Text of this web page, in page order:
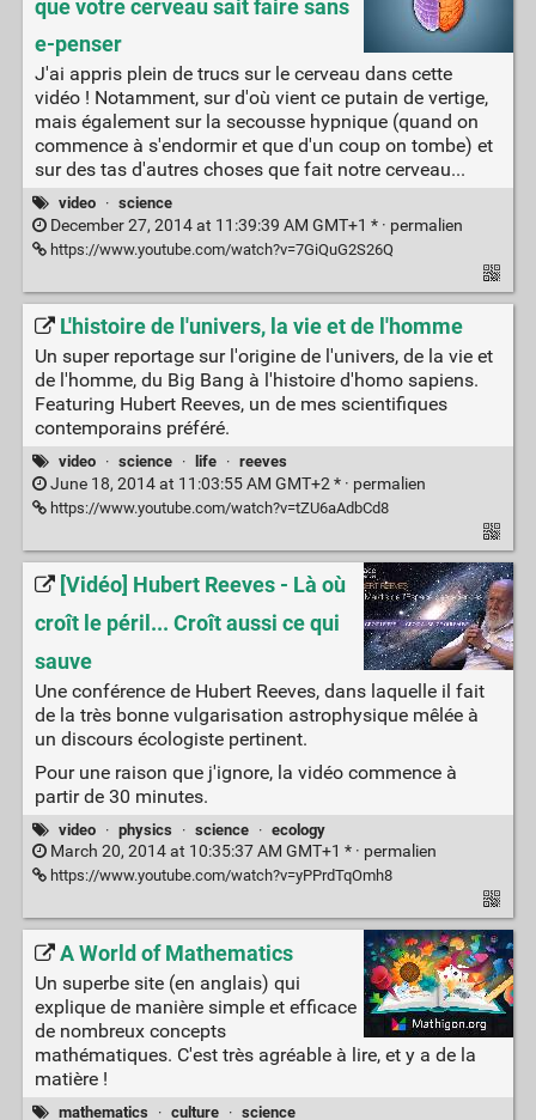
que votre cerveau sait faire sans
e-penser
J'ai appris plein de trucs sur le cerveau dans cette
vidéo ! Notamment, sur d'où vient ce putain de vertige,
mais également sur la secousse hypnique (quand on
commence à s'endormir et que d'un coup on tombe) et
sur des tas d'autres choses que fait notre cerveau...
video · science
December 27, 2014 at 11:39:39 AM GMT+1 * · permalien
https://www.youtube.com/watch?v=7GiQuG2S26Q
L'histoire de l'univers, la vie et de l'homme
Un super reportage sur l'origine de l'univers, de la vie et
de l'homme, du Big Bang à l'histoire d'homo sapiens.
Featuring Hubert Reeves, un de mes scientifiques
contemporains préféré.
video · science · life · reeves
June 18, 2014 at 11:03:55 AM GMT+2 * · permalien
https://www.youtube.com/watch?v=tZU6aAdbCd8
[Vidéo] Hubert Reeves - Là où
croît le péril... Croît aussi ce qui
sauve
Une conférence de Hubert Reeves, dans laquelle il fait
de la très bonne vulgarisation astrophysique mêlée à
un discours écologiste pertinent.
Pour une raison que j'ignore, la vidéo commence à
partir de 30 minutes.
video · physics · science · ecology
March 20, 2014 at 10:35:37 AM GMT+1 * · permalien
https://www.youtube.com/watch?v=yPPrdTqOmh8
A World of Mathematics
Un superbe site (en anglais) qui
explique de manière simple et efficace
de nombreux concepts
mathématiques. C'est très agréable à lire, et y a de la
matière !
mathematics · culture · science